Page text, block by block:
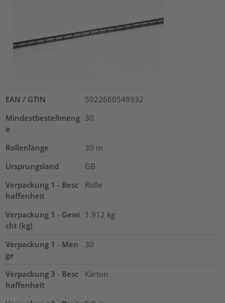
EAN / GTIN
5022660548932
Mindestbestellmeng
e
30
Rollenlänge 30 m
Ursprungsland
GB
Verpackung 1 - Besc
haffenheit
Rolle
Verpackung 1 - Gewi
cht (kg)
1.912 kg
Verpackung 1 - Men
ge
30
Verpackung 3 - Besc
haffenheit
Karton